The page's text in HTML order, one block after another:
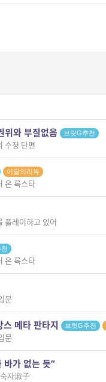
와 부질없음 브릿G추천
수정 단편
이달의리뷰
온 록스타
플레이하고 있어
온 록스타
문
메타 판타지 브릿G추천
문
바가 없는 듯”
자淑子